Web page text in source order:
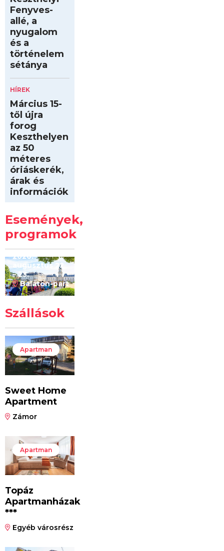
Fenyves-
allé, a
nyugalom
és a
történelem
sétánya
HÍREK
Március 15-
től újra
forog
Keszthelyen
az 50
méteres
óriáskerék,
árak és
információk
Események,
programok
Kilóméterek
2026
2026.
augusztus 22
– 23.
Balaton-part
Szállások
Apartman
Sweet Home
Apartment
Zámor
Apartman
Topáz
Apartmanházak
***
Egyéb városrész